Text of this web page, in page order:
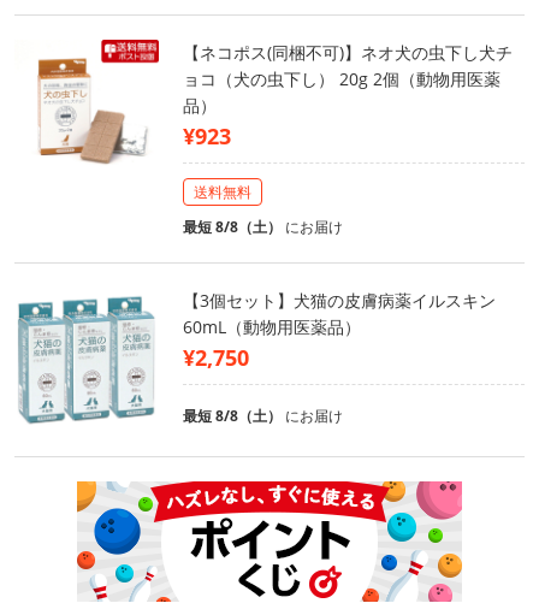
【ネコポス(同梱不可)】ネオ犬の虫下し犬チ
ョコ（犬の虫下し） 20g 2個（動物用医薬
品）
¥923
送料無料
最短 8/8（土） にお届け
【3個セット】犬猫の皮膚病薬イルスキン
60mL（動物用医薬品）
¥2,750
最短 8/8（土） にお届け